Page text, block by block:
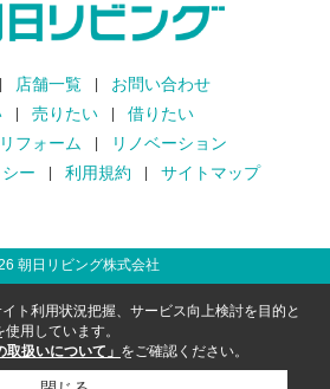
店舗一覧
お問い合わせ
売りたい
借りたい
リフォーム
リノベーション
ー
利用規約 サイトマップ
朝日リビング株式会社
ト利用状況把握、サービス向上検討を目的と
用しています。
取扱いについて」 をご確認ください。